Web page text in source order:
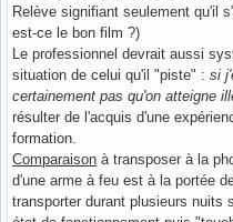
Relève signifiant seulement qu'il
est-ce le bon film ?)
Le professionnel devrait aussi
situation de celui qu'il "piste" : si
certainement pas qu'on atteigne
résulter de l'acquis d'une
formation.
Comparaison à transposer à la
d'une arme à feu est à la portée
transporter durant plusieurs nuits